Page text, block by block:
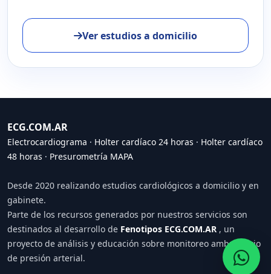
Ver estudios a domicilio
ECG.COM.AR
Electrocardiograma · Holter cardíaco 24 horas · Holter cardíaco
48 horas · Presurometría MAPA
Desde 2020 realizando estudios cardiológicos a domicilio y en
gabinete.
Parte de los recursos generados por nuestros servicios son
destinados al desarrollo de Fenotipos ECG.COM.AR , un
proyecto de análisis y educación sobre monitoreo ambulatorio
de presión arterial.